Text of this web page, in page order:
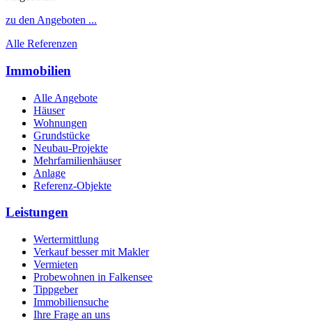
zu den Angeboten ...
Alle Referenzen
Immobilien
Alle Angebote
Häuser
Wohnungen
Grundstücke
Neubau-Projekte
Mehrfamilienhäuser
Anlage
Referenz-Objekte
Leistungen
Wertermittlung
Verkauf besser mit Makler
Vermieten
Probewohnen in Falkensee
Tippgeber
Immobiliensuche
Ihre Frage an uns